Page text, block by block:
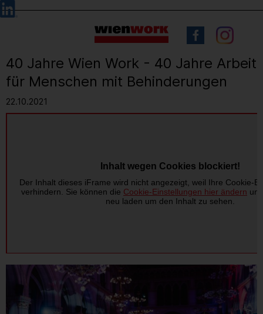
Barrierefreie
Bedienung
Sprachauswahl
40 Jahre Wien Work - 40 Jahre Arbeit
für Menschen mit Behinderungen
22.10.2021